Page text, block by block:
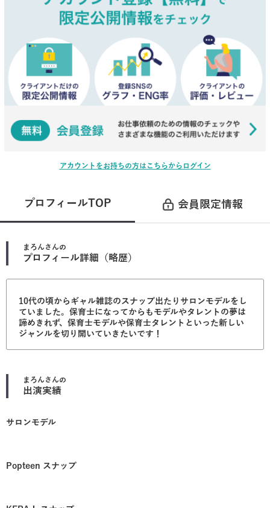
アカウントをお持ちの方はこちらからログイン
プロフィールTOP 会員限定情報
まろん さんの
プロフィール詳細（略歴）
10代の頃からギャル雑誌のスナップ出たりサロンモデルをし
ていました。保育士になってからもモデルやタレントの夢は
諦めきれず、保育士モデルや保育士タレントといった新しい
ジャンルを切り開いていきたいです！
まろん さんの
出演実績
サロンモデル
Popteen スナップ